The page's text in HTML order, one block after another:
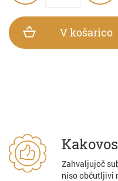
V košarico
Zahvaljujoč
niso občutljivi